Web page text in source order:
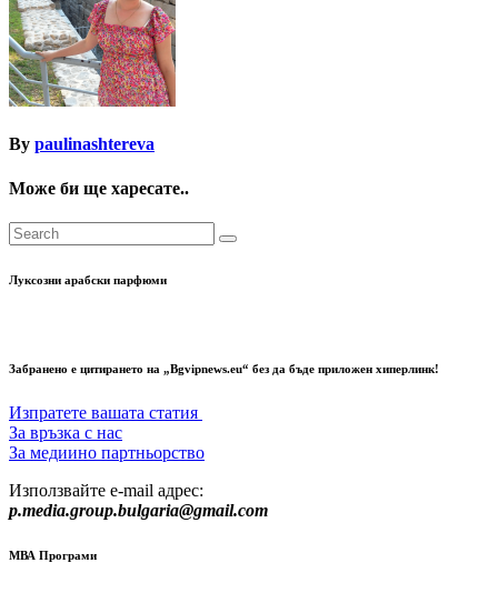
By paulinashtereva
Може би ще харесате..
Луксозни арабски парфюми
Забранено е цитирането на „Bgvipnews.eu“ без да бъде приложен хиперлинк!
Изпратете вашата статия
За връзка с нас
За медиино партньорство
Използвайте e-mail адрес:
p.media.group.bulgaria@gmail.com
МВА Програми